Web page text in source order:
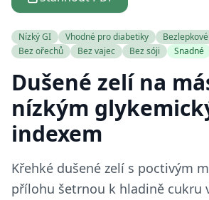
Nízký GI Vhodné pro diabetiky Bezlepkové
Bez ořechů
Bez vajec Bez sóji Snadné
Dušené zelí na
nízkým
indexem
Křehké dušené zelí s poctivým
přílohu šetrnou k hladině cukru